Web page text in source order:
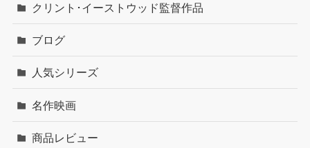
クリント･イーストウッド監督作品
ブログ
人気シリーズ
名作映画
商品レビュー